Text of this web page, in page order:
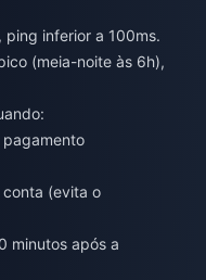
inferior a 100ms.
(meia-noite às 6h),
(evita o
minutos após a